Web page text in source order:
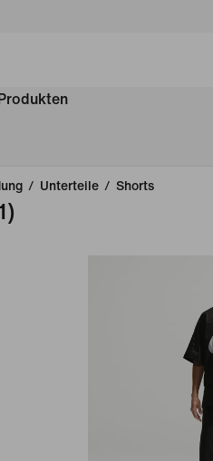
/ Unterteile / Shorts